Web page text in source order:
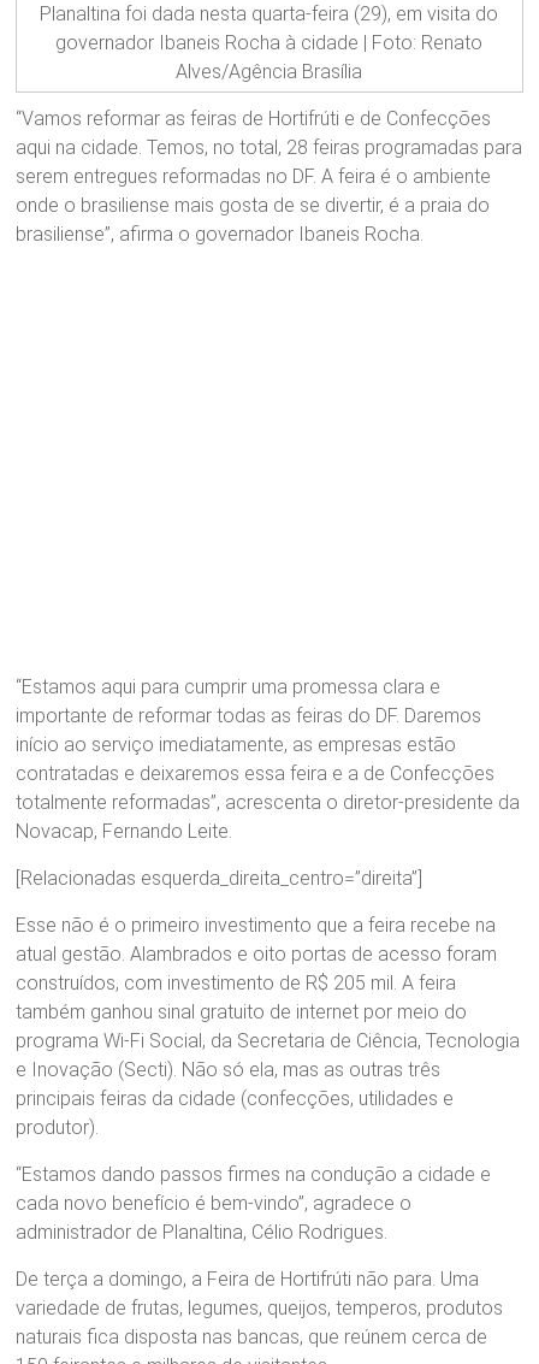
Planaltina foi dada nesta quarta-feira (29), em visita do
governador Ibaneis Rocha à cidade | Foto: Renato
Alves/Agência Brasília
“Vamos reformar as feiras de Hortifrúti e de Confecções
aqui na cidade. Temos, no total, 28 feiras programadas para
serem entregues reformadas no DF. A feira é o ambiente
onde o brasiliense mais gosta de se divertir, é a praia do
brasiliense”, afirma o governador Ibaneis Rocha.
“Estamos aqui para cumprir uma promessa clara e
importante de reformar todas as feiras do DF. Daremos
início ao serviço imediatamente, as empresas estão
contratadas e deixaremos essa feira e a de Confecções
totalmente reformadas”, acrescenta o diretor-presidente da
Novacap, Fernando Leite.
[Relacionadas esquerda_direita_centro=”direita”]
Esse não é o primeiro investimento que a feira recebe na
atual gestão. Alambrados e oito portas de acesso foram
construídos, com investimento de R$ 205 mil. A feira
também ganhou sinal gratuito de internet por meio do
programa Wi-Fi Social, da Secretaria de Ciência, Tecnologia
e Inovação (Secti). Não só ela, mas as outras três
principais feiras da cidade (confecções, utilidades e
produtor).
“Estamos dando passos firmes na condução a cidade e
cada novo benefício é bem-vindo”, agradece o
administrador de Planaltina, Célio Rodrigues.
De terça a domingo, a Feira de Hortifrúti não para. Uma
variedade de frutas, legumes, queijos, temperos, produtos
naturais fica disposta nas bancas, que reúnem cerca de